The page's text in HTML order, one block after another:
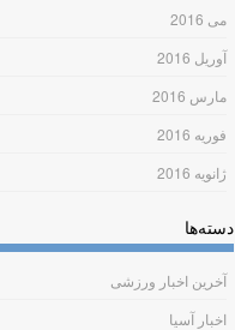
می 2016
آوریل 2016
مارس 2016
فوریه 2016
ژانویه 2016
دسته‌ها
آخرین اخبار ورزشی
اخبار آسیا